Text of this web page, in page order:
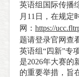
英语组国际传播
月11日，在规定
网： https://
题请登录官网查
英语组“四新”专
是2026年大赛的
的重要举措，旨